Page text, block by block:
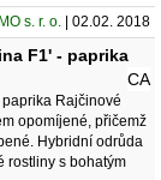
s. r. o. | 02.02. 2018
F1' - paprika
CA
Rajčinové
opomíjené, přičemž
Hybridní odrůda
rostliny s bohatým